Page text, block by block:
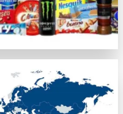
レイヤーの意見や業界評判に
が紹介されること
ョン
スピン、返金など、各オンラ